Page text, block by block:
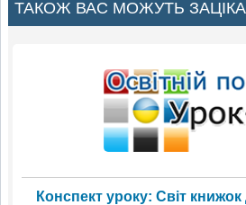
ТАКОЖ ВАС МОЖУТЬ
Конспект уроку: Світ книжок